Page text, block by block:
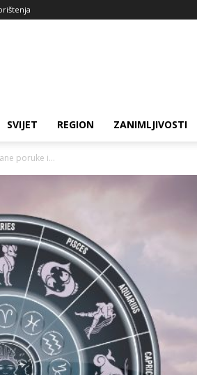
SVIJET REGION ZANIMLJIVOSTI
poruke i...